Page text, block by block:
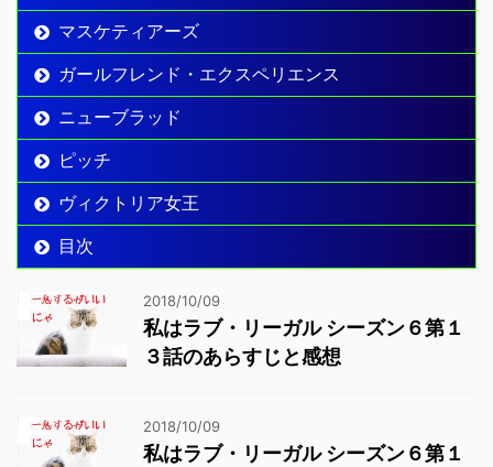
マスケティアーズ
ガールフレンド・エクスペリエンス
ニューブラッド
ピッチ
ヴィクトリア女王
目次
2018/10/09
私はラブ・リーガル シーズン６第１
３話のあらすじと感想
2018/10/09
私はラブ・リーガル シーズン６第１